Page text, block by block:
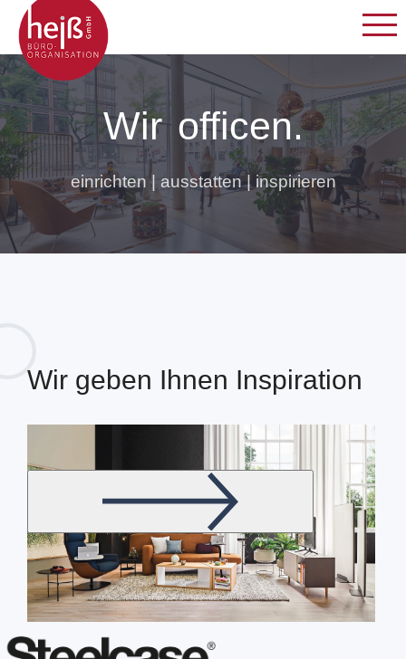
Wir officen.
einrichten | ausstatten | inspirieren
Wir geben Ihnen Inspiration